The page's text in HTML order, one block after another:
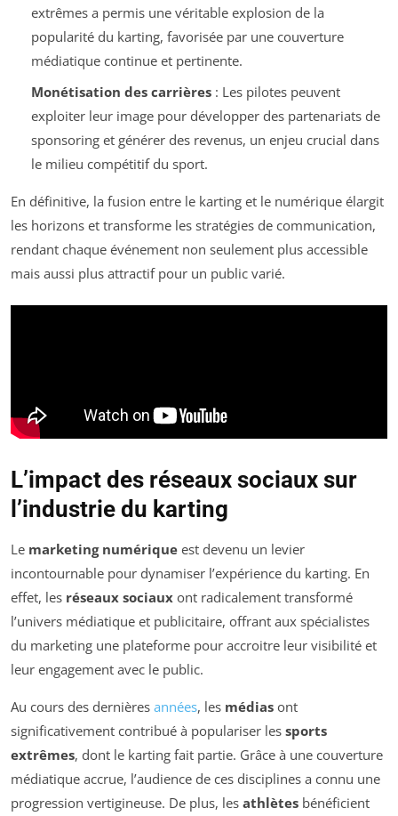
extrêmes a permis une véritable explosion de la
popularité du karting, favorisée par une couverture
médiatique continue et pertinente.
Monétisation des carrières: Les pilotes peuvent
exploiter leur image pour développer des partenariats de
sponsoring et générer des revenus, un enjeu crucial dans
le milieu compétitif du sport.
En définitive, la fusion entre le karting et le numérique élargit
les horizons et transforme les stratégies de communication,
rendant chaque événement non seulement plus accessible
mais aussi plus attractif pour un public varié.
L’impact des réseaux sociaux sur
l’industrie du karting
Le marketing numérique est devenu un levier
incontournable pour dynamiser l’expérience du karting. En
effet, les réseaux sociaux ont radicalement transformé
l’univers médiatique et publicitaire, offrant aux spécialistes
du marketing une plateforme pour accroitre leur visibilité et
leur engagement avec le public.
Au cours des dernières années, les médias ont
significativement contribué à populariser les sports
extrêmes, dont le karting fait partie. Grâce à une couverture
médiatique accrue, l’audience de ces disciplines a connu une
progression vertigineuse. De plus, les athlètes bénéficient